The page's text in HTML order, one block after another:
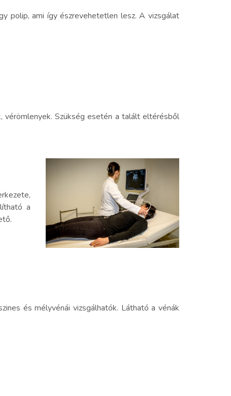
polip, ami így észrevehetetlen lesz. A vizsgálat
vérömlenyek. Szükség esetén a talált eltérésből
a
és mélyvénái vizsgálhatók. Látható a vénák